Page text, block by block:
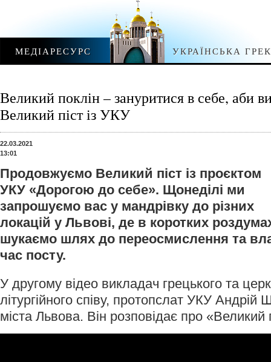
МЕДІАРЕСУРС УКРАЇНСЬКА
Великий поклін – зануритися в себе, аби
Великий піст із УКУ
22.03.2021
13:01
Продовжуємо Великий піст із проєктом
УКУ «Дорогою до себе». Щонеділі ми
запрошуємо вас у мандрівку до різних
локацій у Львові, де в коротких
шукаємо шлях до переосмислення та
час посту.
У другому відео викладач грецького та
літургійного співу, протопслат УКУ Андрій
міста Львова. Він розповідає про «Великий